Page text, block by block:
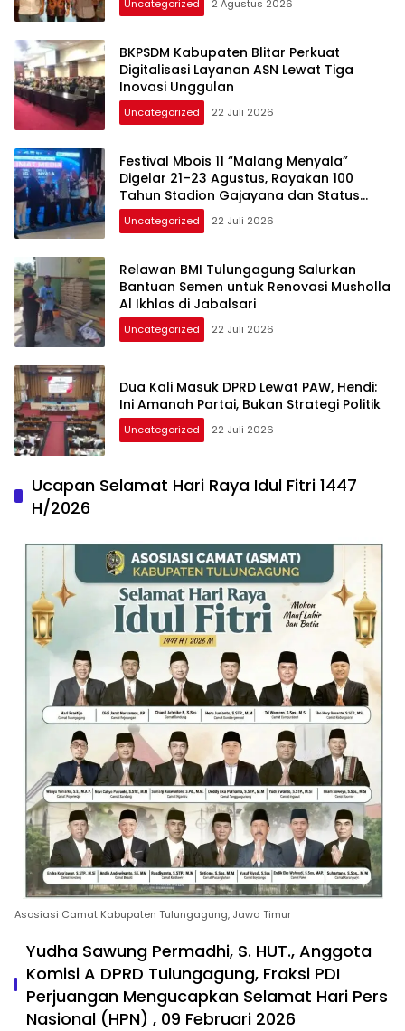
Uncategorized 2 Agustus 2026
BKPSDM Kabupaten Blitar Perkuat
Digitalisasi Layanan ASN Lewat Tiga
Inovasi Unggulan
Uncategorized 22 Juli 2026
Festival Mbois 11 “Malang Menyala”
Digelar 21–23 Agustus, Rayakan 100
Tahun Stadion Gajayana dan Status
UNESCO
Uncategorized 22 Juli 2026
Relawan BMI Tulungagung Salurkan
Bantuan Semen untuk Renovasi Musholla
Al Ikhlas di Jabalsari
Uncategorized 22 Juli 2026
Dua Kali Masuk DPRD Lewat PAW, Hendi:
Ini Amanah Partai, Bukan Strategi Politik
Uncategorized 22 Juli 2026
Ucapan Selamat Hari Raya Idul Fitri 1447
H/2026
Asosiasi Camat Kabupaten Tulungagung, Jawa Timur
Yudha Sawung Permadhi, S. HUT., Anggota
Komisi A DPRD Tulungagung, Fraksi PDI
Perjuangan Mengucapkan Selamat Hari Pers
Nasional (HPN) , 09 Februari 2026